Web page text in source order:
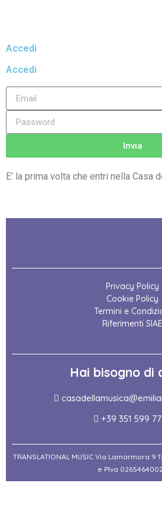
Accedi
Accedi
Invia
E’ la prima volta che entri nella Casa
Privacy Policy
Cookie Policy
Termini e
Riferimenti SIAE
Hai bisogno di
+39 351 599
TRANSLATIONAL MUSIC Via Lamarmora 9
e PIva